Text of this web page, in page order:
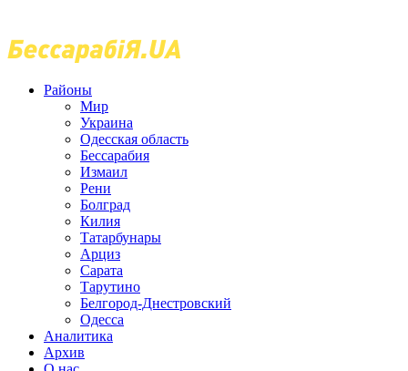
Районы
Мир
Украина
Одесская область
Бессарабия
Измаил
Рени
Болград
Килия
Татарбунары
Арциз
Сарата
Тарутино
Белгород-Днестровский
Одесса
Аналитика
Архив